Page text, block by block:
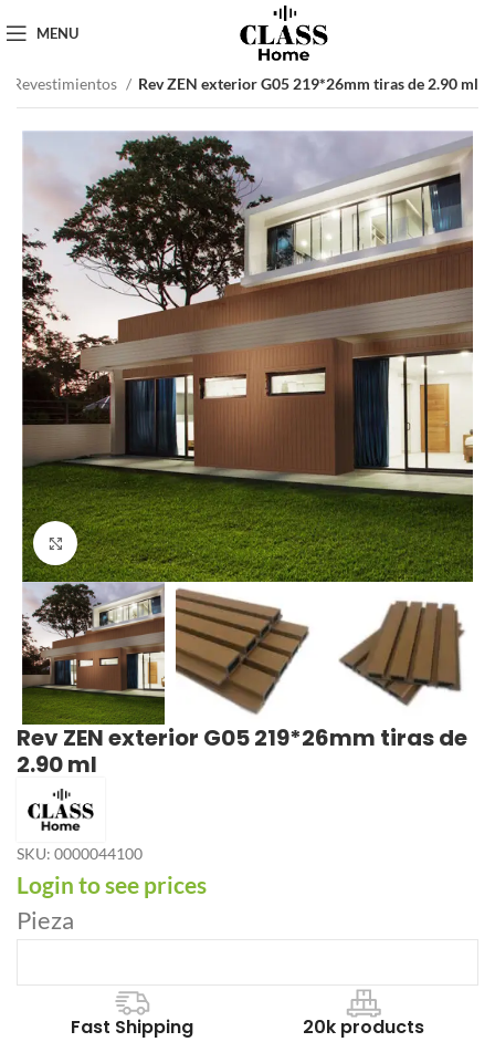
MENU
Revestimientos Rev ZEN exterior G05 219*26mm tiras de 2.90 ml
Click to enlarge
Rev ZEN exterior G05 219*26mm tiras de
2.90 ml
SKU: 0000044100
Login to see prices
Pieza
Fast Shipping 20k products